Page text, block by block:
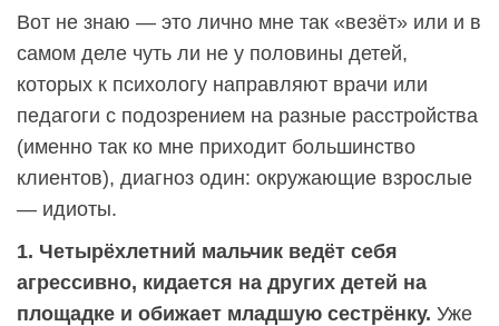
Вот не знаю — это лично мне так «везёт» или и в
самом деле чуть ли не у половины детей,
которых к психологу направляют врачи или
педагоги с подозрением на разные расстройства
(именно так ко мне приходит большинство
клиентов), диагноз один: окружающие взрослые
— идиоты.
1. Четырёхлетний мальчик ведёт себя
агрессивно, кидается на других детей на
площадке и обижает младшую сестрёнку. Уже